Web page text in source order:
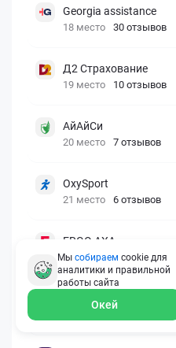
Georgia assistance
18 место 30 отзывов
Д2 Страхование
19 место 10 отзывов
АйАйСи
20 место 7 отзывов
OxySport
21 место 6 отзывов
ERGO AXA
22 место 2 отзыва
Oxy Travel Premium
Мы собираем cookie для
аналитики и правильной
работы сайта
Окей